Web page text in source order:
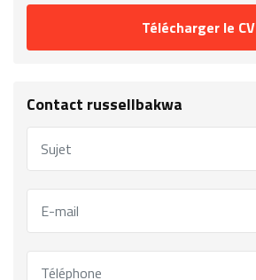
Télécharger le CV
Contact russellbakwa